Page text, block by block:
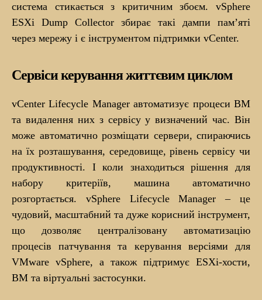
система стикається з критичним збоєм. vSphere
ESXi Dump Collector збирає такі дампи пам’яті
через мережу і є інструментом підтримки vCenter.
Сервіси керування життєвим циклом
vCenter Lifecycle Manager автоматизує процеси ВМ
та видалення них з сервісу у визначений час. Він
може автоматично розміщати сервери, спираючись
на їх розташування, середовище, рівень сервісу чи
продуктивності. І коли знаходиться рішення для
набору критеріїв, машина автоматично
розгортається. vSphere Lifecycle Manager – це
чудовий, масштабний та дуже корисний інструмент,
що дозволяє централізовану автоматизацію
процесів патчування та керування версіями для
VMware vSphere, а також підтримує ESXi-хости,
ВМ та віртуальні застосунки.